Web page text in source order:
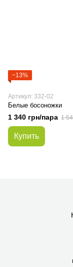
−13%
Артикул: 332-02
Белые босоножки
1 340 грн/пара 1
Купить